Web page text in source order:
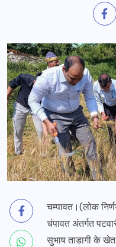
चम्पावत।(लोक
चंपावत अंतर्गत
सुभाष ताडागी के